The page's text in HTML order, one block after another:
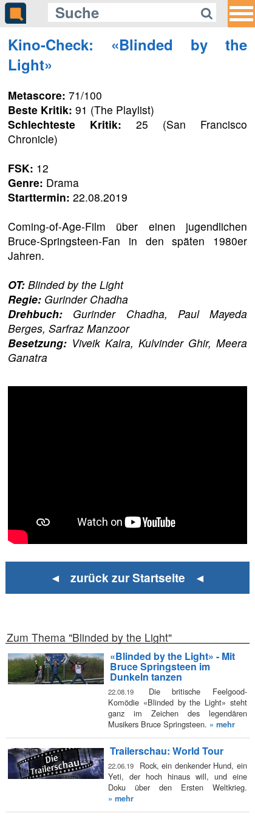
Kino-Check: «Blinded by the
Light»
Metascore: 71/100
Beste Kritik: 91 (The Playlist)
Schlechteste Kritik: 25 (San Francisco
Chronicle)
FSK: 12
Genre: Drama
Starttermin: 22.08.2019
Coming-of-Age-Film über einen jugendlichen
Bruce-Springsteen-Fan in den späten 1980er
Jahren.
OT: Blinded by the Light
Regie: Gurinder Chadha
Drehbuch: Gurinder Chadha, Paul Mayeda
Berges, Sarfraz Manzoor
Besetzung: Viveik Kalra, Kulvinder Ghir, Meera
Ganatra
◄ zurück zur Startseite ◄
Zum Thema "Blinded by the Light"
«Blinded by the Light» - Mit
Bruce Springsteen im
Dunkeln tanzen
22.08.19
Die britische Feelgood-
Komödie «Blinded by the Light» steht
ganz im Zeichen des legendären
Musikers Bruce Springsteen. » mehr
Trailerschau: World Tour
22.06.19
Rock, ein denkender Hund, ein
Yeti, der hoch hinaus will, und eine
Doku über den Ersten Weltkrieg.
» mehr